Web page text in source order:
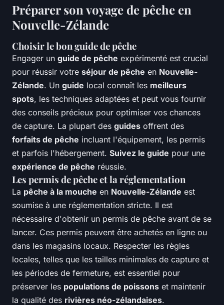
Préparer son voyage de pêche en
Nouvelle-Zélande
Choisir le bon guide de pêche
Engager un guide de pêche expérimenté est crucial
pour réussir votre séjour de pêche en Nouvelle-
Zélande. Un guide local connaît les meilleurs
spots, les techniques adaptées et peut vous fournir
des conseils précieux pour optimiser vos chances
de capture. La plupart des guides offrent des
forfaits de pêche incluant l'équipement, les permis
et parfois l'hébergement. Suivez le guide pour une
expérience de pêche réussie.
Les permis de pêche et la réglementation
La pêche à la mouche en Nouvelle-Zélande est
soumise à une réglementation stricte. Il est
nécessaire d'obtenir un permis de pêche avant de se
lancer. Ces permis peuvent être achetés en ligne ou
dans les magasins locaux. Respecter les règles
locales, telles que les tailles minimales de capture et
les périodes de fermeture, est essentiel pour
préserver les populations de poissons et maintenir
la qualité des rivières néo-zélandaises.